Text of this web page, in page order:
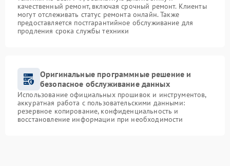
качественный ремонт, включая срочный ремонт. Клиенты
могут отслеживать статус ремонта онлайн. Также
предоставляется постгарантийное обслуживание для
продления срока службы техники
Оригинальные программные решение и
безопасное обслуживание данных
Использование официальных прошивок и инструментов,
аккуратная работа с пользовательскими данными:
резервное копирование, конфиденциальность и
восстановление информации при необходимости